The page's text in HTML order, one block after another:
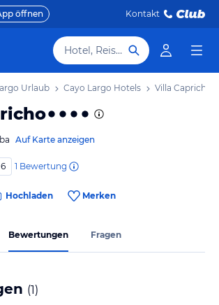
öffnen Kontakt
Hotel, Reiseziel
Urlaub Cayo Largo Hotels Villa Capricho
Auf Karte anzeigen
1 Bewertung
Hochladen Merken
Bewertungen Fragen
(1)